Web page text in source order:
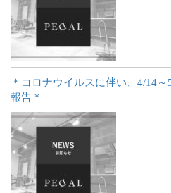
＊コロナウイルスに伴い、4/14
報告＊